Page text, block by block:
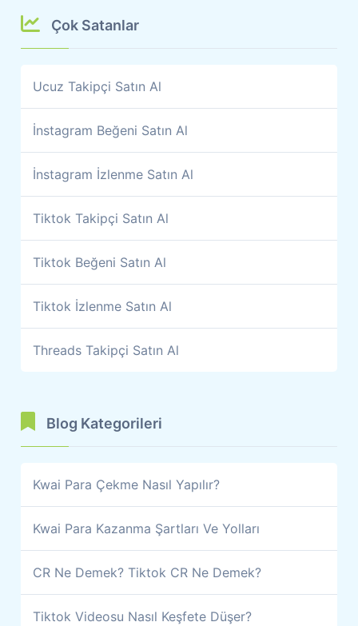
Çok Satanlar
Ucuz Takipçi Satın Al
İnstagram Beğeni Satın Al
İnstagram İzlenme Satın Al
Tiktok Takipçi Satın Al
Tiktok Beğeni Satın Al
Tiktok İzlenme Satın Al
Threads Takipçi Satın Al
Blog Kategorileri
Kwai Para Çekme Nasıl Yapılır?
Kwai Para Kazanma Şartları Ve Yolları
CR Ne Demek? Tiktok CR Ne Demek?
Tiktok Videosu Nasıl Keşfete Düşer?